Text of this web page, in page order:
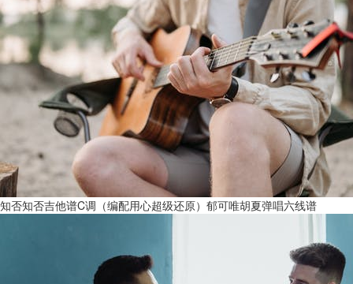
知否知否吉他谱C调（编配用心超级还原）郁可唯胡夏弹唱六线谱